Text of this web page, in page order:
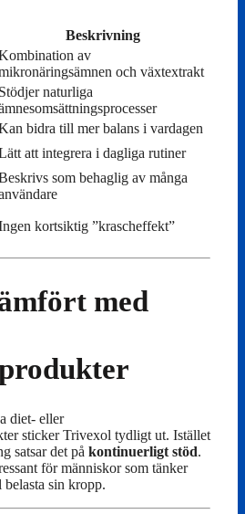
Beskrivning
av
och växtextrakt
Stödjer naturliga
bidra till mer balans i vardagen
att integrera i dagliga rutiner
som behaglig av många
kortsiktig ”krascheffekt”
med
diet- eller
sticker Trivexol tydligt ut. Istället
satsar det på kontinuerligt stöd.
för människor som tänker
sin kropp.